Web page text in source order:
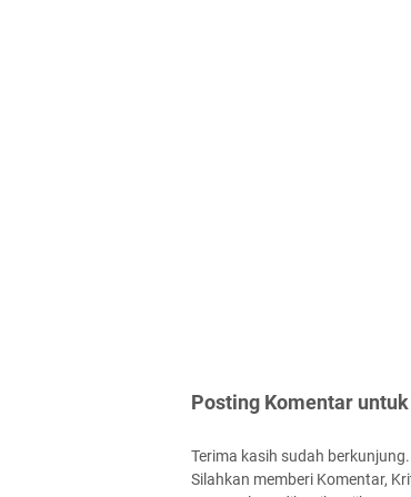
Posting Komentar
Terima kasih sudah berkunjung.
Silahkan memberi Komentar,